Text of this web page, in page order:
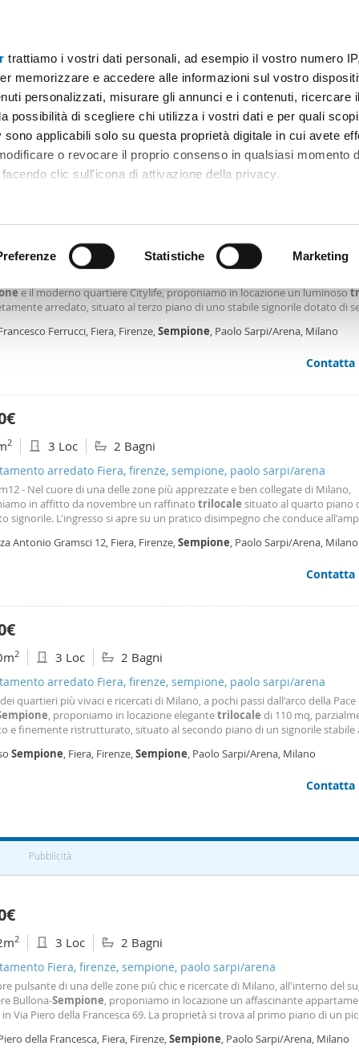
trattiamo i vostri dati personali, ad esempio il vostro numero
memorizzare e accedere alle informazioni sul vostro
personalizzati, misurare gli annunci e i contenuti, ricercare
possibilità di scegliere chi utilizza i vostri dati e per quali
applicabili solo su questa proprietà digitale in cui avete
o revocare il proprio consenso in qualsiasi momento
clic sull'icona di attivazione della privacy.
scansionandolo attivamente alla ricerca di caratteristiche
elaborati i tuoi dati personali e imposta le tue preferenze
ritirare il tuo consenso in qualsiasi momento dalla
contenuti ed annunci, per fornire funzionalità dei
Condividiamo inoltre informazioni sul modo in cui utilizza il
di analisi dei dati web, pubblicità e social media, i quali
che ha fornito loro o che hanno raccolto dal suo utilizzo
Statistiche Marketing
Prezzo Superficie Locali Più filtri - 1
porta sempione Milano
Ordine Mioaffitto
arredato Fiera, firenze, sempione, paolo sarpi/arena
e il moderno quartiere Citylife, proponiamo in locazione un luminoso
arredato, situato al terzo piano di uno stabile signorile dotato di
da un accogliente
Ferrucci, Fiera, Firenze,Sempione, Paolo Sarpi/Arena, Milano
Contatta
2 3 Loc 2 Bagni
arredato Fiera, firenze, sempione, paolo sarpi/arena
- Nel cuore di una delle zone più apprezzate e ben collegate di Milano,
in affitto da novembre un raffinato trilocale situato al quarto piano
signorile. L'ingresso si apre su un pratico disimpegno che conduce
integra perfettamente con il
Antonio Gramsci 12, Fiera, Firenze,Sempione, Paolo Sarpi/Arena, Milano
Contatta
2 3 Loc 2 Bagni
arredato Fiera, firenze, sempione, paolo sarpi/arena
quartieri più vivaci e ricercati di Milano, a pochi passi dall'arco della Pace
, proponiamo in locazione elegantetrilocale di 110 mq,
e finemente ristrutturato, situato al secondo piano di un signorile stabile
si compone di un luminoso
Sempione, Fiera, Firenze,Sempione, Paolo Sarpi/Arena, Milano
Contatta
Pubblicità
2 3 Loc 2 Bagni
Fiera, firenze, sempione, paolo sarpi/arena
pulsante di una delle zone più chic e ricercate di Milano, all'interno del
Bullona-Sempione, proponiamo in locazione un affascinante
Via Piero della Francesca 69. La proprietà si trova al primo piano di un
storica. L'appartamento
della Francesca, Fiera, Firenze,Sempione, Paolo Sarpi/Arena, Milano